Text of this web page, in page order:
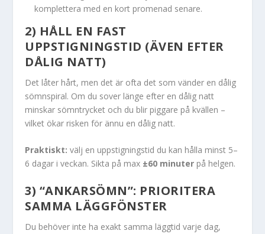
komplettera med en kort promenad senare.
2) HÅLL EN FAST
UPPSTIGNINGSTID (ÄVEN EFTER
DÅLIG NATT)
Det låter hårt, men det är ofta det som vänder en dålig
sömnspiral. Om du sover länge efter en dålig natt
minskar sömntrycket och du blir piggare på kvällen –
vilket ökar risken för ännu en dålig natt.
Praktiskt: välj en uppstigningstid du kan hålla minst 5–
6 dagar i veckan. Sikta på max ±60 minuter på helgen.
3) “ANKARSÖMN”: PRIORITERA
SAMMA LÄGGFÖNSTER
Du behöver inte ha exakt samma läggtid varje dag,